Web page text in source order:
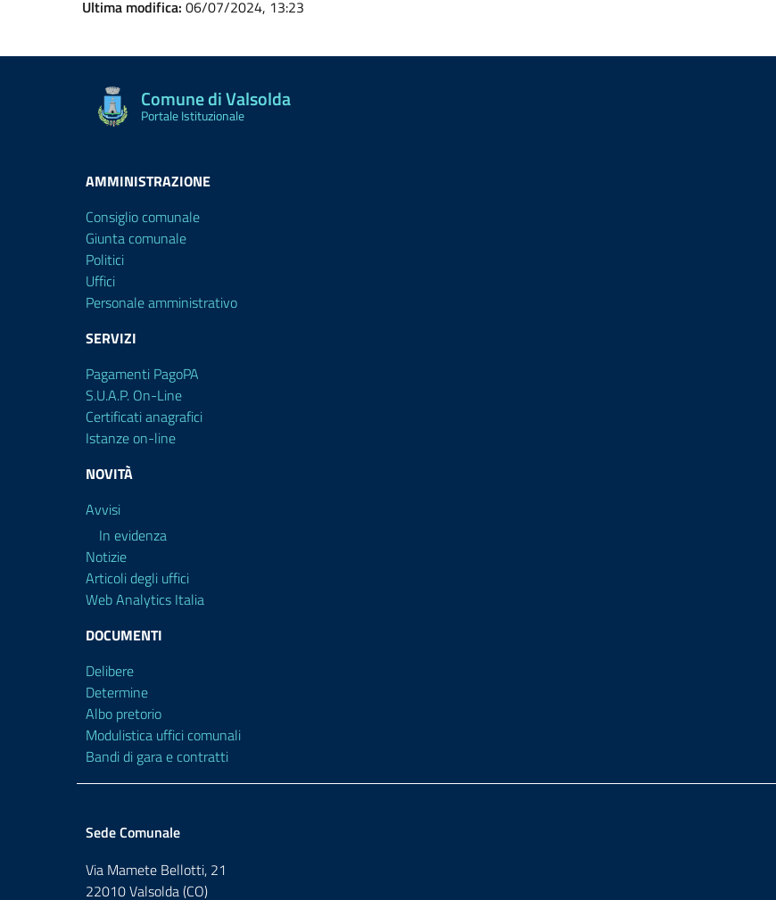
Ultima modifica: 06/07/2024, 13:23
Comune di Valsolda
Portale Istituzionale
AMMINISTRAZIONE
Consiglio comunale
Giunta comunale
Politici
Uffici
Personale amministrativo
SERVIZI
Pagamenti PagoPA
S.U.A.P. On-Line
Certificati anagrafici
Istanze on-line
NOVITÀ
Avvisi
In evidenza
Notizie
Articoli degli uffici
Web Analytics Italia
DOCUMENTI
Delibere
Determine
Albo pretorio
Modulistica uffici comunali
Bandi di gara e contratti
Sede Comunale
Via Mamete Bellotti, 21
22010 Valsolda (CO)